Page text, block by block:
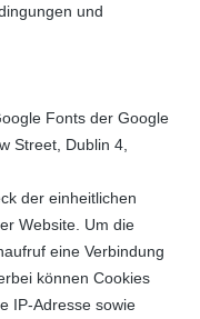
und
Fonts der Google
Street, Dublin 4,
der einheitlichen
Website. Um die
eine Verbindung
können Cookies
IP-Adresse sowie